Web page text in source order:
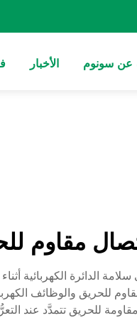
عن سونوم الأخبار
مقاوم
الكهربائية أثناء
للحريق والوظائف
للحريق تتمدَّد عند